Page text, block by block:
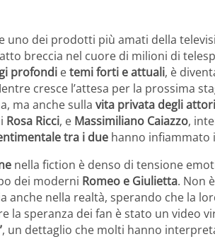
uno dei prodotti più amati della
breccia nel cuore di milioni di
profondi etemi forti e attuali, è
cresce l’attesa per la prossima
ma anche sulla vita privata degli
Rosa Ricci, e Massimiliano Caiazzo,
tra i due hanno infiammato
nella fiction è denso di tensione
dei moderni Romeo e Giulietta. Non
anche nella realtà, sperando che la
la speranza dei fan è stato un video
, un dettaglio che molti hanno